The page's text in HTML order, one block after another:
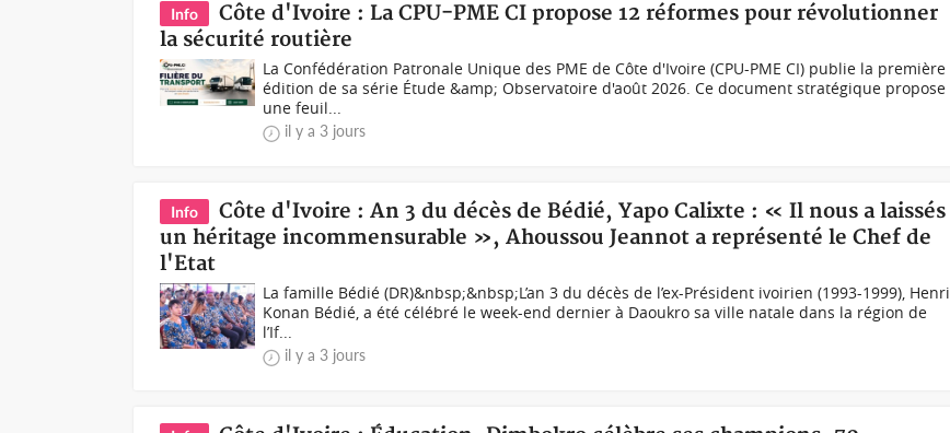
Info
Côte d'Ivoire : La CPU-PME CI propose 12 réformes pour révolutionner
la sécurité routière
La Confédération Patronale Unique des PME de Côte d'Ivoire (CPU-PME CI) publie la première
édition de sa série Étude &amp; Observatoire d'août 2026. Ce document stratégique propose
une feuil...
il y a 3 jours
Info
Côte d'Ivoire : An 3 du décès de Bédié, Yapo Calixte : « Il nous a laissés
un héritage incommensurable », Ahoussou Jeannot a représenté le Chef de
l'Etat
La famille Bédié (DR)&nbsp;&nbsp;L’an 3 du décès de l’ex-Président ivoirien (1993-1999), Henri
Konan Bédié, a été célébré le week-end dernier à Daoukro sa ville natale dans la région de
l’If...
il y a 3 jours